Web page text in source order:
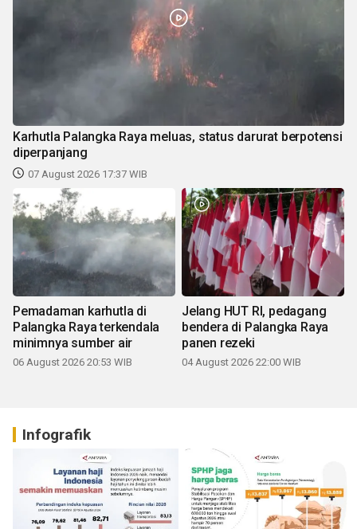
Karhutla Palangka Raya meluas, status darurat berpotensi
diperpanjang
07 August 2026 17:37 WIB
Pemadaman karhutla di
Palangka Raya terkendala
minimnya sumber air
06 August 2026 20:53 WIB
Jelang HUT RI, pedagang
bendera di Palangka Raya
panen rezeki
04 August 2026 22:00 WIB
Infografik